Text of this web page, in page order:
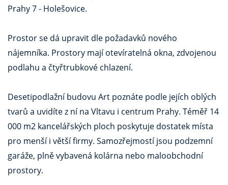
Prahy 7 - Holešovice.
Prostor se dá upravit dle požadavků nového
nájemníka. Prostory mají otevíratelná okna, zdvojenou
podlahu a čtyřtrubkové chlazení.
Desetipodlažní budovu Art poznáte podle jejích oblých
tvarů a uvidíte z ní na Vltavu i centrum Prahy. Téměř 14
000 m2 kancelářských ploch poskytuje dostatek místa
pro menší i větší firmy. Samozřejmostí jsou podzemní
garáže, plně vybavená kolárna nebo maloobchodní
prostory.